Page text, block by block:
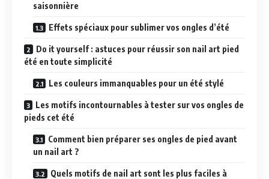
saisonnière
Effets spéciaux pour sublimer vos ongles d’été
Do it yourself : astuces pour réussir son nail art pied
été en toute simplicité
Les couleurs immanquables pour un été stylé
Les motifs incontournables à tester sur vos ongles de
pieds cet été
Comment bien préparer ses ongles de pied avant
un nail art ?
Quels motifs de nail art sont les plus faciles à